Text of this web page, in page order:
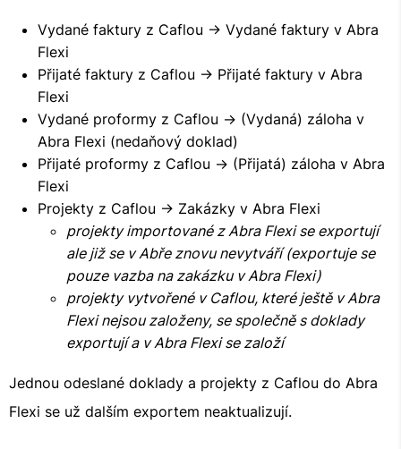
Vydané faktury z Caflou -> Vydané faktury v Abra
Flexi
Přijaté faktury z Caflou -> Přijaté faktury v Abra
Flexi
Vydané proformy z Caflou -> (Vydaná) záloha v
Abra Flexi (nedaňový doklad)
Přijaté proformy z Caflou -> (Přijatá) záloha v Abra
Flexi
Projekty z Caflou -> Zakázky v Abra Flexi
projekty importované z Abra Flexi se exportují
ale již se v Abře znovu nevytváří (exportuje se
pouze vazba na zakázku v Abra Flexi)
projekty vytvořené v Caflou, které ještě v Abra
Flexi nejsou založeny, se společně s doklady
exportují a v Abra Flexi se založí
Jednou odeslané doklady a projekty z Caflou do Abra
Flexi se už dalším exportem neaktualizují.